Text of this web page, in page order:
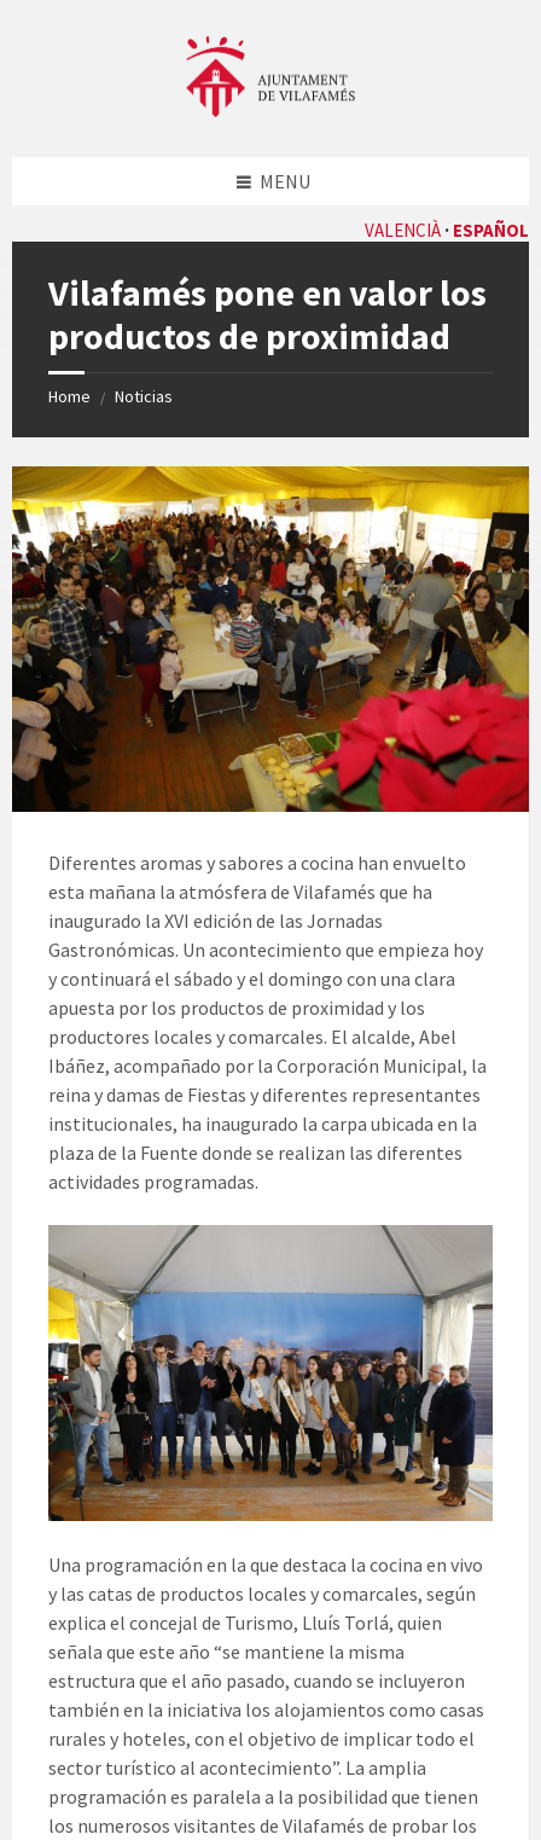
VALENCIÀ ESPAÑOL
MENU
Vilafamés pone en valor los
productos de proximidad
Home / Noticias
Diferentes aromas y sabores a cocina han envuelto
esta mañana la atmósfera de Vilafamés que ha
inaugurado la XVI edición de las Jornadas
Gastronómicas. Un acontecimiento que empieza hoy
y continuará el sábado y el domingo con una clara
apuesta por los productos de proximidad y los
productores locales y comarcales. El alcalde, Abel
Ibáñez, acompañado por la Corporación Municipal, la
reina y damas de Fiestas y diferentes representantes
institucionales, ha inaugurado la carpa ubicada en la
plaza de la Fuente donde se realizan las diferentes
actividades programadas.
Una programación en la que destaca la cocina en vivo
y las catas de productos locales y comarcales, según
explica el concejal de Turismo, Lluís Torlá, quien
señala que este año “se mantiene la misma
estructura que el año pasado, cuando se incluyeron
también en la iniciativa los alojamientos como casas
rurales y hoteles, con el objetivo de implicar todo el
sector turístico al acontecimiento”. La amplia
programación es paralela a la posibilidad que tienen
los numerosos visitantes de Vilafamés de probar los